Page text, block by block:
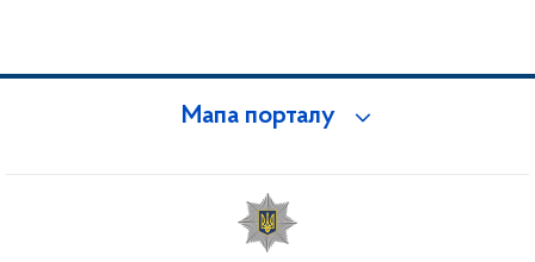
Мапа порталу